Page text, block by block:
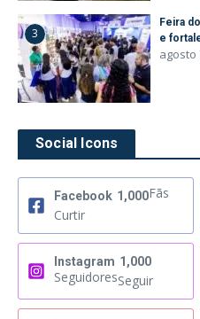
3
Feira
e
agosto
Social Icons
Facebook 1,000Fãs
Curtir
Instagram 1,000
SeguidoresSeguir